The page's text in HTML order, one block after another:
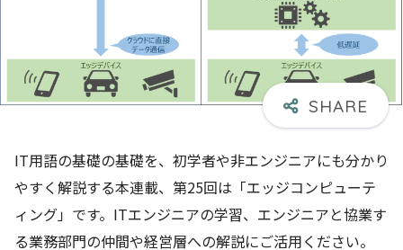
IT用語の基礎の基礎を、初学者や非エンジニアにも分かり
やすく解説する本連載、第25回は「エッジコンピューテ
ィング」です。ITエンジニアの学習、エンジニアと協業す
る業務部門の仲間や経営層への解説にご活用ください。